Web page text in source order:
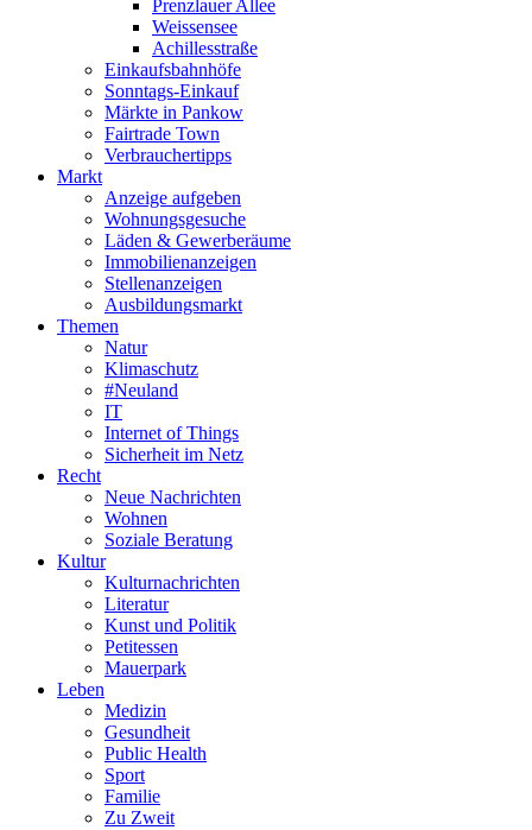
Prenzlauer Allee
Weissensee
Achillesstraße
Einkaufsbahnhöfe
Sonntags-Einkauf
Märkte in Pankow
Fairtrade Town
Verbrauchertipps
Markt
Anzeige aufgeben
Wohnungsgesuche
Läden & Gewerberäume
Immobilienanzeigen
Stellenanzeigen
Ausbildungsmarkt
Themen
Natur
Klimaschutz
#Neuland
IT
Internet of Things
Sicherheit im Netz
Recht
Neue Nachrichten
Wohnen
Soziale Beratung
Kultur
Kulturnachrichten
Literatur
Kunst und Politik
Petitessen
Mauerpark
Leben
Medizin
Gesundheit
Public Health
Sport
Familie
Zu Zweit